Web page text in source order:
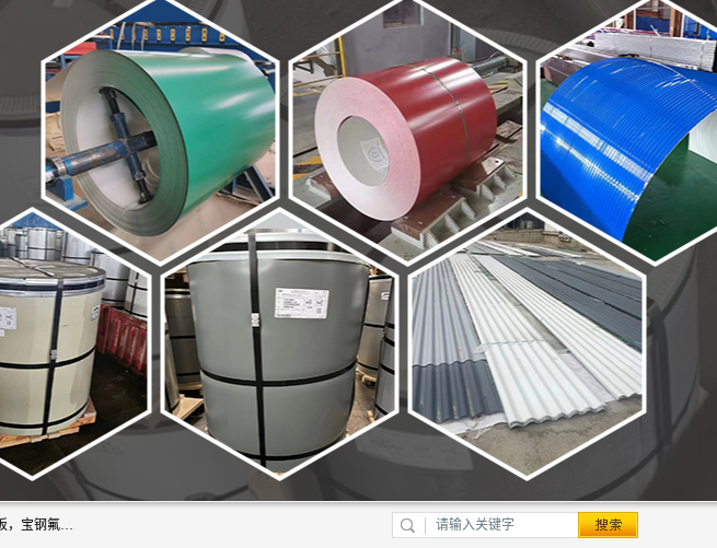
上海轩本实业有限公司主营产品：宝钢彩钢板、宝钢彩钢卷、宝钢彩涂板、宝钢彩涂卷、宝钢高耐候彩钢板，宝钢氟碳彩钢板。是一家集钢铁贸易，物流、加工为一体的产业全配套公司。